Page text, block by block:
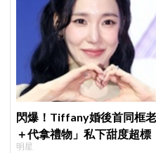
閃爆！Tiffany婚後首同框
＋代拿禮物」私下甜度超標
明星